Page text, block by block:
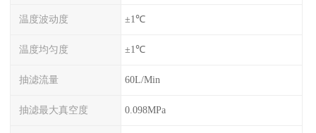
温度波动度 ±1℃
温度均匀度 ±1℃
抽滤流量 60L/Min
抽滤最大真空度 0.098MPa